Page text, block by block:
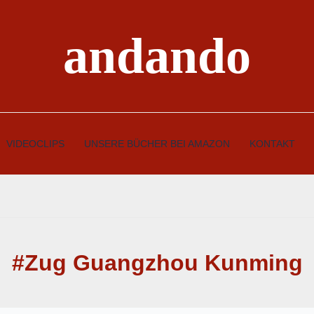
andando
VIDEOCLIPS UNSERE BÜCHER BEI AMAZON KONTAKT
#Zug Guangzhou Kunming